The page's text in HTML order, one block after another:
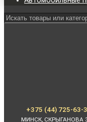
+375 (44) 725-63-
МИНСК, СКРЫГАНОВА